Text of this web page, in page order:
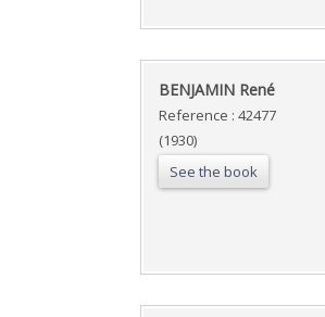
‎BENJAMIN René‎
Reference : 42477
(1930)
See the book